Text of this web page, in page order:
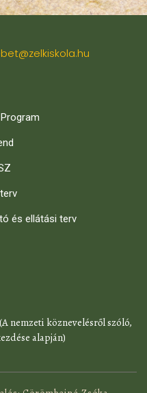
és ellátási terv
nemzeti köznevelésről szóló,
alapján)